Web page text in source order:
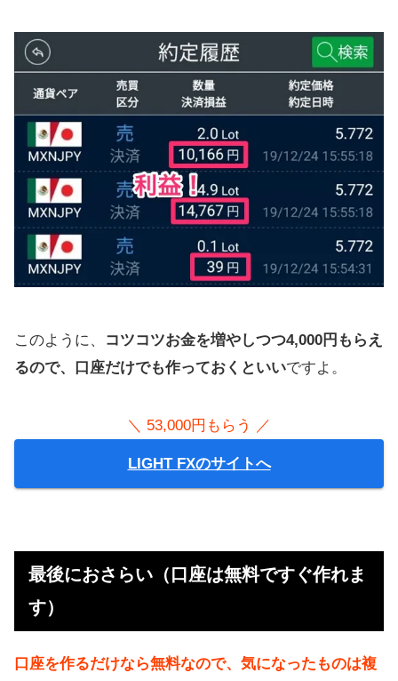
このように、
コツコツお金を増やしつつ4,000円もらえ
るので、口座だけでも作っておくといいですよ。
＼ 53,000円もらう ／
LIGHT FXのサイトへ
最後におさらい（口座は無料ですぐ作れま
す）
口座を作るだけなら無料なので、気になったものは複